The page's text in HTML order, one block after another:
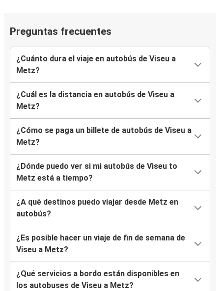
Preguntas frecuentes
¿Cuánto dura el viaje en autobús de Viseu a
Metz?
¿Cuál es la distancia en autobús de Viseu a
Metz?
¿Cómo se paga un billete de autobús de Viseu a
Metz?
¿Dónde puedo ver si mi autobús de Viseu to
Metz está a tiempo?
¿A qué destinos puedo viajar desde Metz en
autobús?
¿Es posible hacer un viaje de fin de semana de
Viseu a Metz?
¿Qué servicios a bordo están disponibles en
los autobuses de Viseu a Metz?